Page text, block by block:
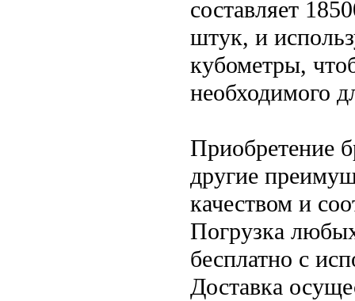
составляет
штук, и
кубометры,
необходимого
Приобретение
другие
качеством и
Погрузка
бесплатно с
Доставка